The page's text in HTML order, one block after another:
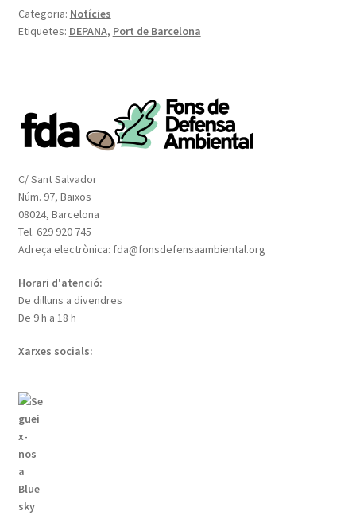
Urbanístic
logística
del
Port
Categoria: Notícies
Etiquetes: DEPANA, Port de Barcelona
C/ Sant Salvador
Núm. 97, Baixos
08024, Barcelona
Tel. 629 920 745
Adreça electrònica: fda@fonsdefensaambiental.org
Horari d'atenció:
De dilluns a divendres
De 9 h a 18 h
Xarxes socials: